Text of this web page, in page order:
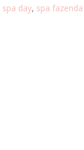
spa day, spa